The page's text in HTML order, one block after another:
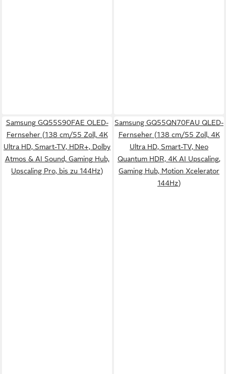
Samsung GQ55S90FAE OLED-
Fernseher (138 cm/55 Zoll, 4K
Ultra HD, Smart-TV, HDR+, Dolby
Atmos & AI Sound, Gaming Hub,
Upscaling Pro, bis zu 144Hz)
Samsung GQ55QN70FAU QLED-
Fernseher (138 cm/55 Zoll, 4K
Ultra HD, Smart-TV, Neo
Quantum HDR, 4K AI Upscaling,
Gaming Hub, Motion Xcelerator
144Hz)